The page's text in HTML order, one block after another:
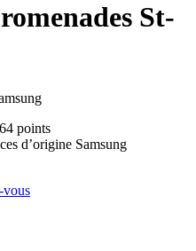
St-
points
d’origine Samsung
vous